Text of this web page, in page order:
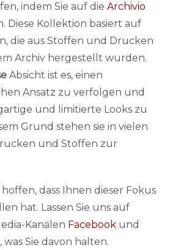
indem Sie auf die Archivio
Diese Kollektion basiert auf
die aus Stoffen und Drucken
Archiv hergestellt wurden.
Absicht ist es, einen
Ansatz zu verfolgen und
und limitierte Looks zu
Grund stehen sie in vielen
und Stoffen zur
hoffen, dass Ihnen dieser Fokus
hat. Lassen Sie uns auf
Kanälen Facebook und
was Sie davon halten.